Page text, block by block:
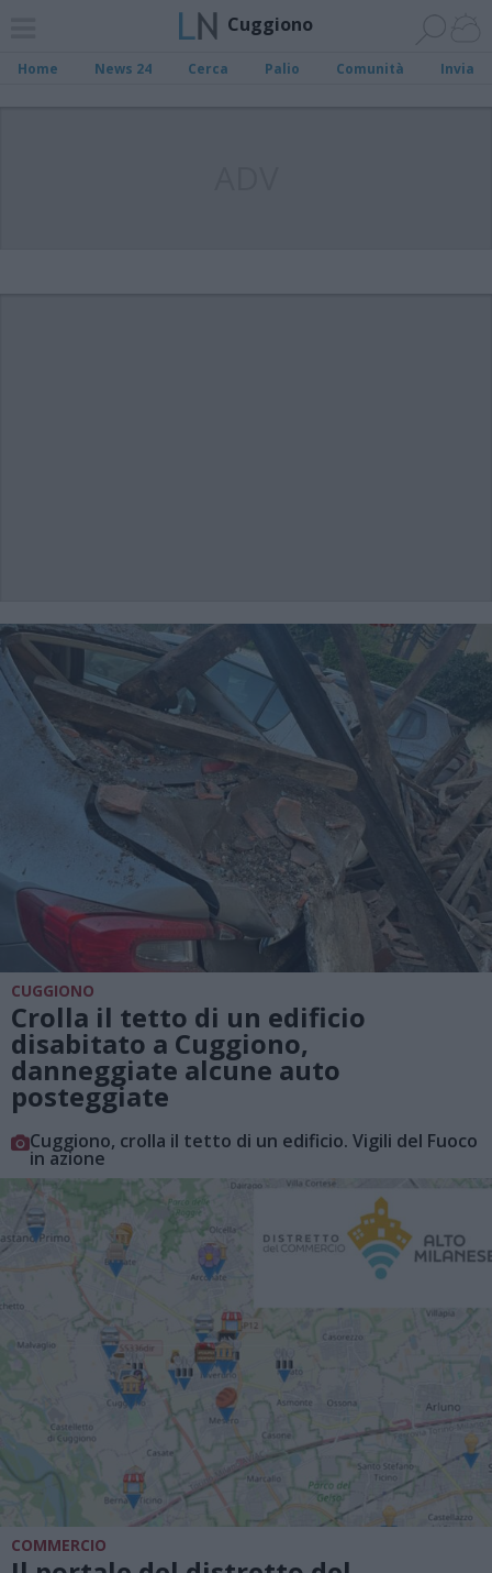
Cuggiono
Home News 24 Cerca Palio Comunità Invia
CUGGIONO
Crolla il tetto di un edificio
disabitato a Cuggiono,
danneggiate alcune auto
posteggiate
Cuggiono, crolla il tetto di un edificio. Vigili del Fuoco
in azione
COMMERCIO